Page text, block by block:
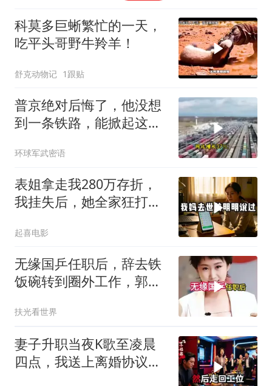
科莫多巨蜥繁忙的一天，
吃平头哥野牛羚羊！
舒克动物记 1跟贴
普京绝对后悔了，他没想
到一条铁路，能掀起这么
改写
环球军武密语
表姐拿走我280万存折，
我挂失后，她全家狂打
起喜电影
无缘国乒任职后，辞去铁
饭碗转到圈外工作，郭跃
扶光看世界
妻子升职当夜K歌至凌晨
四点，我送上离婚协议果